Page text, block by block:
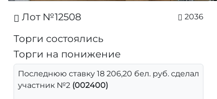
Лот №12508 2036
Торги состоялись
Торги на понижение
Последнюю ставку 18 206,20 бел. руб. сделал
участник №2 (002400)